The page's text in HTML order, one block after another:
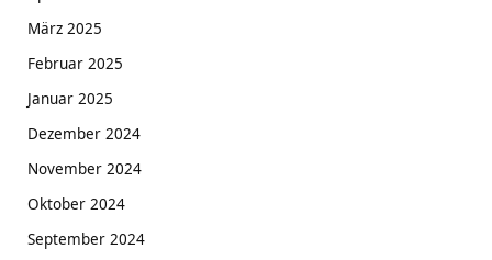
März 2025
Februar 2025
Januar 2025
Dezember 2024
November 2024
Oktober 2024
September 2024